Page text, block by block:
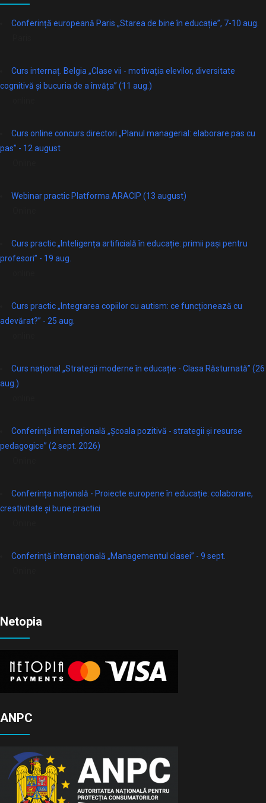
Conferință europeană Paris „Starea de bine în educație”, 7-10 aug.
Curs internaț. Belgia „Clase vii - motivația elevilor, diversitate
cognitivă și bucuria de a învăța” (11 aug.)
Curs online concurs directori „Planul managerial: elaborare pas cu
pas” - 12 august
Webinar practic Platforma ARACIP (13 august)
Curs practic „Inteligența artificială în educație: primii pași pentru
profesori” - 19 aug.
Curs practic „Integrarea copiilor cu autism: ce funcționează cu
adevărat?” - 25 aug.
Curs național „Strategii moderne în educație - Clasa Răsturnată” (26
aug.)
Conferință internațională „Școala pozitivă - strategii și resurse
pedagogice” (2 sept. 2026)
Conferința națională - Proiecte europene în educație: colaborare,
creativitate și bune practici
Conferință internațională „Managementul clasei” - 9 sept.
Netopia
ANPC